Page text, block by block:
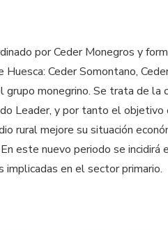
por Ceder Monegros y
Ceder Somontano,
grupo monegrino. Se trata de la
Leader, y por tanto el
rural mejore su situación
este nuevo periodo se incidirá
implicadas en el sector primario.